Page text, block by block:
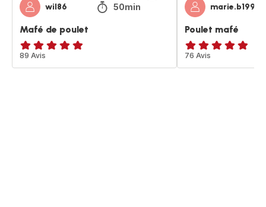
wil86 50min
Mafé de poulet
ratings.4.8
89 Avis
marie.b1995
Poulet mafé
ratings.4.8
76 Avis